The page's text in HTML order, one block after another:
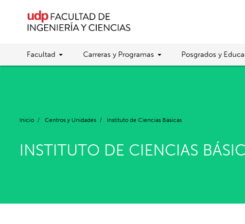
Facultad Carreras y Programas Posgrados y
Inicio / Centros y Unidades / Instituto de Ciencias Básicas
INSTITUTO DE CIENCIAS